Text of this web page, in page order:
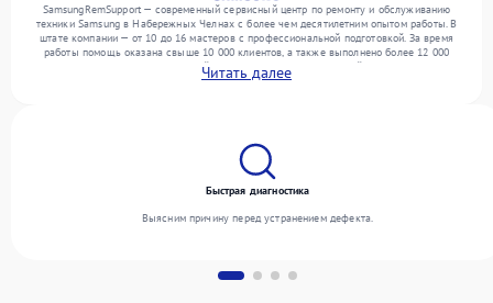
SamsungRemSupport — современный сервисный центр по ремонту и обслуживанию
техники Samsung в Набережных Челнах с более чем десятилетним опытом работы. В
штате компании — от 10 до 16 мастеров с профессиональной подготовкой. За время
работы помощь оказана свыше 10 000 клиентов, а также выполнено более 12 000
ремонтов. Ежемесячно в сервисный центр поступает от 300 устройств, включая , , . Мы
устраняем поломки любой сложности и поддерживаем высокий стандарт качества
Читать далее
Быстрая диагностика
Выясним причину перед устранением дефекта.